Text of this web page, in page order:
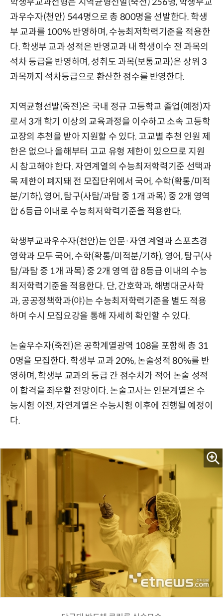
과우수자(천안) 544명으로 총 800명을 선발한다. 학생
부 교과를 100% 반영하며, 수능최저학력기준을 적용한
다. 학생부 교과 성적은 반영교과 내 학생이수 전 과목의
석차 등급을 반영하며, 성취도 과목(보통교과)은 상위 3
과목까지 석차등급으로 환산한 점수를 반영한다.
지역균형선발(죽전)은 국내 정규 고등학교 졸업(예정)자
로서 3개 학기 이상의 교육과정을 이수하고 소속 고등학
교장의 추천을 받아 지원할 수 있다. 고교별 추천 인원 제
한은 없으나 올해부터 고교 유형 제한이 있으므로 지원
시 참고해야 한다. 자연계열의 수능최저학력기준 선택과
목 제한이 폐지돼 전 모집단위에서 국어, 수학(확통/미적
분/기하), 영어, 탐구(사탐/과탐 중 1개 과목) 중 2개 영역
합 6등급 이내로 수능최저학력기준을 적용한다.
학생부교과우수자(천안)는 인문·자연 계열과 스포츠경
영학과 모두 국어, 수학(확통/미적분/기하), 영어, 탐구(사
탐/과탐 중 1개 과목) 중 2개 영역 합 8등급 이내의 수능
최저학력기준을 적용한다. 단, 간호학과, 해병대군사학
과, 공공정책학과(야)는 수능최저학력기준을 별도 적용
하며 수시 모집요강을 통해 자세히 확인할 수 있다.
논술우수자(죽전)은 공학계열광역 108을 포함해 총 31
0명을 모집한다. 학생부 교과 20%, 논술성적 80%를 반
영하며, 학생부 교과의 등급 간 점수차가 적어 논술 성적
이 합격을 좌우할 전망이다. 논술고사는 인문계열은 수
능시험 이전, 자연계열은 수능시험 이후에 진행될 예정이
다.